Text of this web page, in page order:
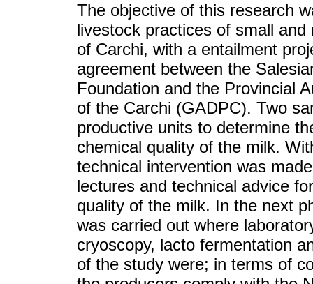
The objective of this research
livestock practices of small
of Carchi, with a entailment
agreement between the
Foundation and the Provincial
of the Carchi (GADPC). Two
productive units to determine
chemical quality of the milk.
technical intervention was
lectures and technical advice
quality of the milk. In the next
was carried out where
cryoscopy, lacto fermentation
of the study were; in terms of